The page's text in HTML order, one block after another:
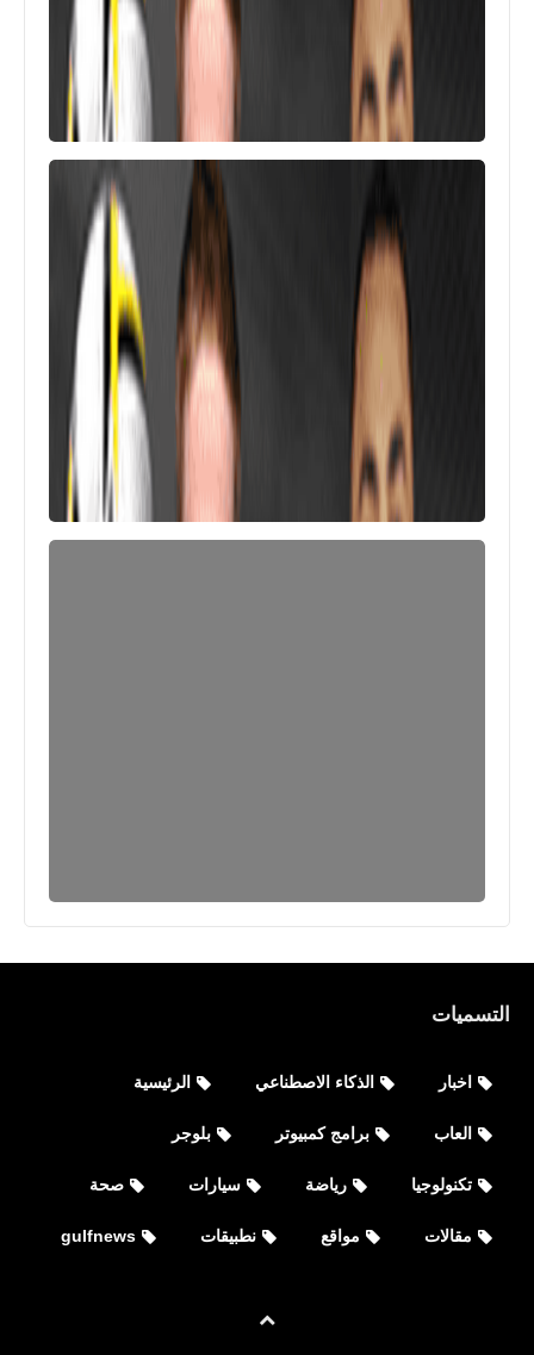
اون لاين و اوفلاين
التسميات
اخبار الذكاء الاصطناعي الرئيسية
العاب برامج كمبيوتر بلوجر
تكنولوجيا رياضة سيارات صحة
مقالات مواقع نطبيقات gulfnews